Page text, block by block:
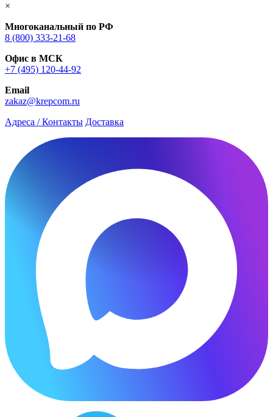
×
Многоканальный по РФ
8 (800) 333‑21-68
Офис в МСК
+7 (495) 120-44-92
Email
zakaz@krepcom.ru
Адреса / Контакты Доставка